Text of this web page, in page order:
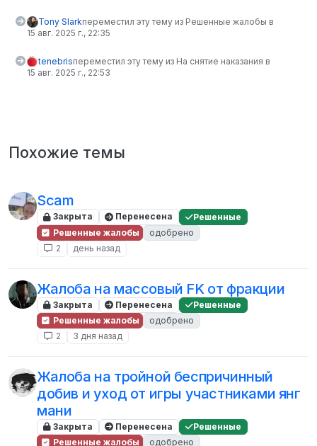
Tony Slarkпереместил эту тему из Решенные жалобы в
15 авг. 2025 г., 22:35
tenebrisпереместил эту тему из На снятие наказания в
15 авг. 2025 г., 22:53
Похожие темы
Scam
Закрыта Перенесена
Решенные
Решенные жалобы
одобрено
2
день назад
Жалоба на массовый FK от фракции
Закрыта Перенесена
Решенные
Решенные жалобы
одобрено
2
3 дня назад
Жалоба на тройной беспричинный
добив и уход от игры участниками янг
мани
Закрыта Перенесена
Решенные
Решенные жалобы
одобрено